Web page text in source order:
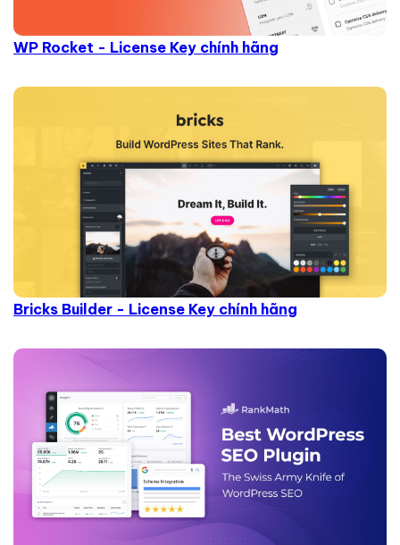
WP Rocket - License Key chính hãng
Bricks Builder - License Key chính hãng